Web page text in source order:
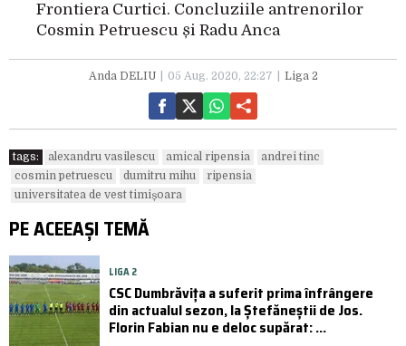
Frontiera Curtici. Concluziile antrenorilor
Cosmin Petruescu și Radu Anca
Anda DELIU 05 Aug. 2020, 22:27 Liga 2
tags: alexandru vasilescu amical ripensia
andrei tinc
cosmin petruescu
dumitru mihu
ripensia
universitatea de vest timișoara
PE ACEEAȘI TEMĂ
LIGA 2
CSC Dumbrăvița a suferit prima înfrângere
din actualul sezon, la Ștefăneștii de Jos.
Florin Fabian nu e deloc supărat: ...